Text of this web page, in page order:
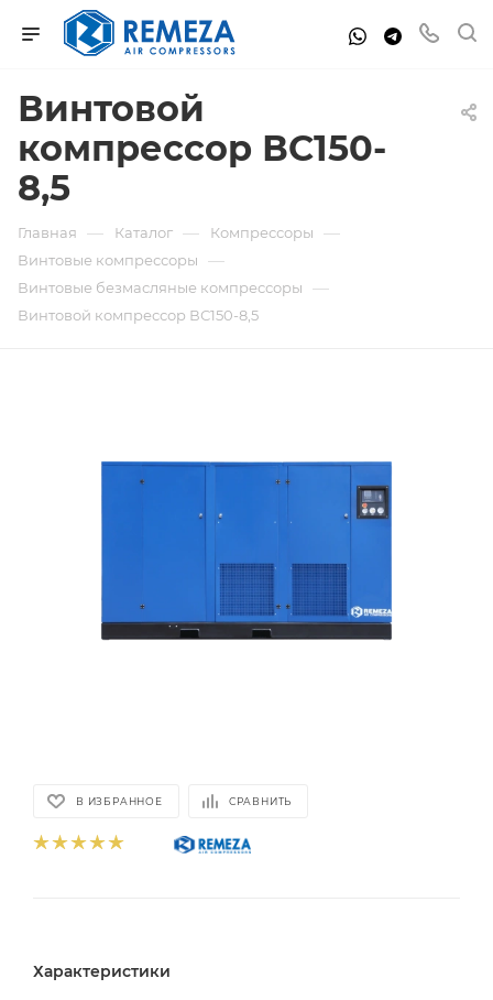
Винтовой
компрессор ВС150-
8,5
Главная — Каталог — Компрессоры —
Винтовые компрессоры —
Винтовые безмасляные компрессоры —
Винтовой компрессор ВС150-8,5
В ИЗБРАННОЕ СРАВНИТЬ
Характеристики